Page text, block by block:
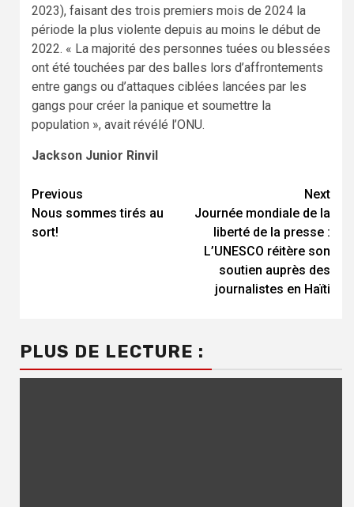
2023), faisant des trois premiers mois de 2024 la
période la plus violente depuis au moins le début de
2022. « La majorité des personnes tuées ou blessées
ont été touchées par des balles lors d’affrontements
entre gangs ou d’attaques ciblées lancées par les
gangs pour créer la panique et soumettre la
population », avait révélé l’ONU.
Jackson Junior Rinvil
Continue
Reading
Previous
Nous sommes tirés au
sort!
Next
Journée mondiale de la
liberté de la presse :
L’UNESCO réitère son
soutien auprès des
journalistes en Haïti
PLUS DE LECTURE :